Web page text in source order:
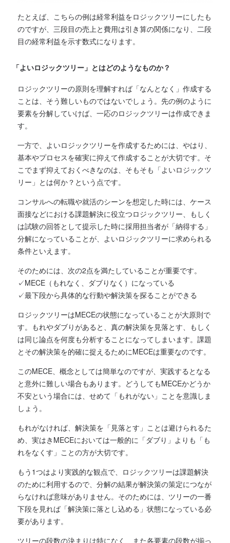
たとえば、こちらの例は経常利益をロジックツリーにしたも
のですが、三段目の売上と費用は引き算の関係になり、二段
目の経常利益を示す数式になります。
「よいロジックツリー」とはどのようなものか？
ロジックツリーの原則を理解すれば「なんとなく」作成する
ことは、そう難しいものではないでしょう。先の例のように
要素を分解していけば、一応のロジックツリーは作成できま
す。
一方で、よいロジックツリーを作成するためには、やはり、
基本やプロセスを確実に抑えて作成することが大切です。そ
こでまず抑えておくべきなのは、そもそも「よいロジックツ
リー」とは何か？という点です。
コンサルへの転職や就活のシーンを想定した時には、ケース
面接などにおける課題解決に役立つロジックツリー、もしく
は試験の回答として提示した時に採用担当者が「納得する」
分解になっていることが、よいロジックツリーに求められる
条件といえます。
そのためには、次の2点を満たしていることが重要です。
✓MECE（もれなく、ダブりなく）になっている
✓最下段から具体的な行動や解決策を探ることができる
ロジックツリーはMECEの状態になっていることが大原則で
す。もれやダブりがあると、真の解決策を見落とす、もしく
は同じ論点を何度も分析することになってしまいます。課題
とその解決策を的確に捉えるためにMECEは重要なのです。
このMECE、概念としては簡単なのですが、実践するとなる
と意外に難しい場合もあります。どうしてもMECEかどうか
不安という場合には、せめて「もれがない」ことを意識しま
しょう。
もれがなければ、解決策を「見落とす」ことは避けられるた
め、実はきMECEにおいては一般的に「ダブり」よりも「も
れをなくす」ことの方が大切です。
もう1つはより実践的な観点で、ロジックツリーは課題解決
のために利用するので、分解の結果が解決策の策定につなが
らなければ意味がありません。そのためには、ツリーの一番
下段を見れば「解決策に落とし込める」状態になっている必
要があります。
ツリーの段数の決まりは特になく、また各要素の段数が揃っ